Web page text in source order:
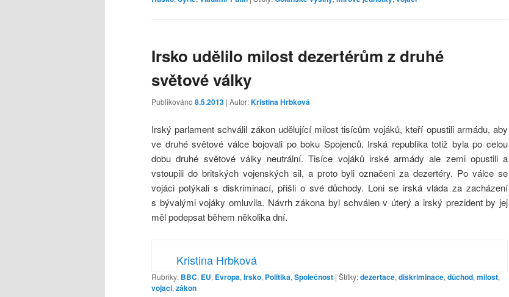
Irsko udělilo milost dezertérům z druhé
světové války
Publikováno 8.5.2013 | Autor:Kristina Hrbková
Irský parlament schválil zákon udělující milost tisícům vojáků, kteří opustili armádu, aby
ve druhé světové válce bojovali po boku Spojenců. Irská republika totiž byla po celou
dobu druhé světové války neutrální. Tisíce vojáků irské armády ale zemi opustili a
vstoupili do britských vojenských sil, a proto byli označeni za dezertéry. Po válce se
vojáci potýkali s diskriminací, přišli o své důchody. Loni se irská vláda za zacházení
s bývalými vojáky omluvila. Návrh zákona byl schválen v úterý a irský prezident by jej
měl podepsat během několika dní.
Kristina Hrbková
Rubriky: BBC, EU, Evropa, Irsko, Politika, Společnost | Štítky:dezertace, diskriminace, důchod, milost,
vojaci, zákon